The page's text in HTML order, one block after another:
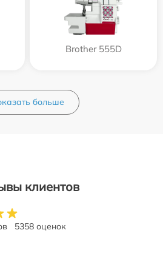
Brother 555D
больше
клиентов
5358 оценок